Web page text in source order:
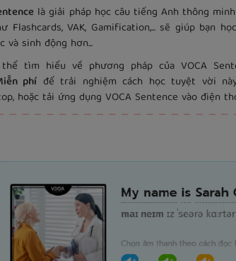
là giải pháp học câu tiếng Anh thông
Flashcards, VAK, Gamification,... sẽ giúp bạn
và sinh động hơn...
tìm hiểu về phương pháp của VOCA
phí để trải nghiệm cách học tuyệt vời
hoặc tải ứng dụng VOCA Sentence vào điện